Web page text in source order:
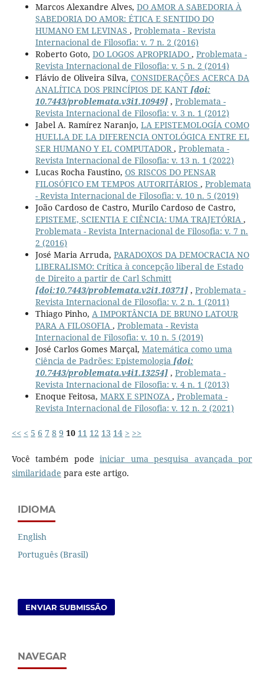
Marcos Alexandre Alves, DO AMOR A SABEDORIA À
SABEDORIA DO AMOR: ÉTICA E SENTIDO DO
HUMANO EM LEVINAS , Problemata - Revista
Internacional de Filosofia: v. 7 n. 2 (2016)
Roberto Goto, DO LOGOS APROPRIADO , Problemata -
Revista Internacional de Filosofia: v. 5 n. 2 (2014)
Flávio de Oliveira Silva, CONSIDERAÇÕES ACERCA DA
ANALÍTICA DOS PRINCÍPIOS DE KANT [doi:
10.7443/problemata.v3i1.10949], Problemata -
Revista Internacional de Filosofia: v. 3 n. 1 (2012)
Jabel A. Ramírez Naranjo, LA EPISTEMOLOGÍA COMO
HUELLA DE LA DIFERENCIA ONTOLÓGICA ENTRE EL
SER HUMANO Y EL COMPUTADOR , Problemata -
Revista Internacional de Filosofia: v. 13 n. 1 (2022)
Lucas Rocha Faustino, OS RISCOS DO PENSAR
FILOSÓFICO EM TEMPOS AUTORITÁRIOS , Problemata
- Revista Internacional de Filosofia: v. 10 n. 5 (2019)
João Cardoso de Castro, Murilo Cardoso de Castro,
EPISTEME, SCIENTIA E CIÊNCIA: UMA TRAJETÓRIA ,
Problemata - Revista Internacional de Filosofia: v. 7 n.
2 (2016)
José Maria Arruda, PARADOXOS DA DEMOCRACIA NO
LIBERALISMO: Crítica à concepção liberal de Estado
de Direito a partir de Carl Schmitt
[doi:10.7443/problemata.v2i1.10371], Problemata -
Revista Internacional de Filosofia: v. 2 n. 1 (2011)
Thiago Pinho, A IMPORTÂNCIA DE BRUNO LATOUR
PARA A FILOSOFIA , Problemata - Revista
Internacional de Filosofia: v. 10 n. 5 (2019)
José Carlos Gomes Marçal, Matemática como uma
Ciência de Padrões: Epistemologia [doi:
10.7443/problemata.v4i1.13254], Problemata -
Revista Internacional de Filosofia: v. 4 n. 1 (2013)
Enoque Feitosa, MARX E SPINOZA , Problemata -
Revista Internacional de Filosofia: v. 12 n. 2 (2021)
<< < 5 6 7 8 9 10 11 12 13 14 > >>
Você também podeiniciar uma pesquisa avançada por
similaridade para este artigo.
IDIOMA
English
Português (Brasil)
ENVIAR SUBMISSÃO
NAVEGAR